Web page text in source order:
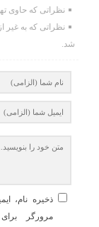
نظراتی که حاوی
نظراتی که به غیر
شد.
ذخیره نام،
مرورگر